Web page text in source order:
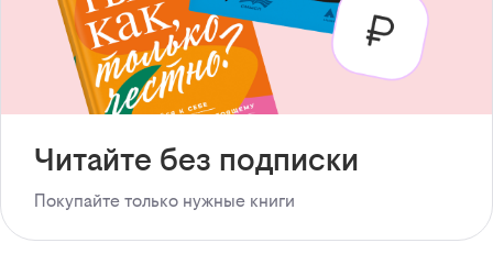
Читайте без подписки
Покупайте только нужные книги